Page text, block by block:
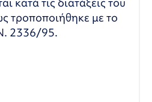
με το
2336/95.